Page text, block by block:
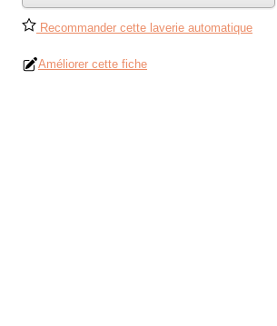
Recommander cette laverie automatique
Améliorer cette fiche